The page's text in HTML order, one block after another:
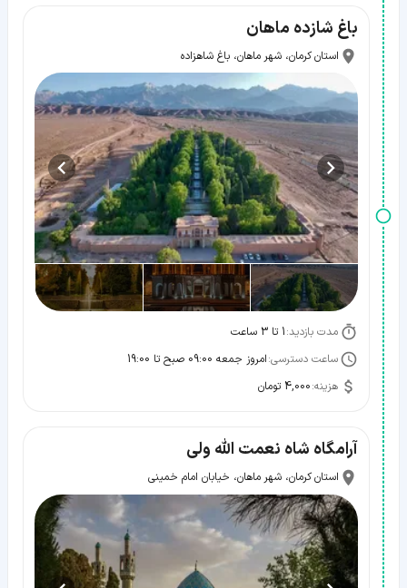
باغ شازده ماهان
استان کرمان، شهر ماهان، باغ شاهزاده
مدت بازدید:1 تا 3 ساعت
ساعت دسترسی:امروز جمعه 09:00 صبح تا 19:00
هزینه:4,000 تومان
آرامگاه شاه نعمت الله ولی
استان کرمان، شهر ماهان، خیابان امام خمینی